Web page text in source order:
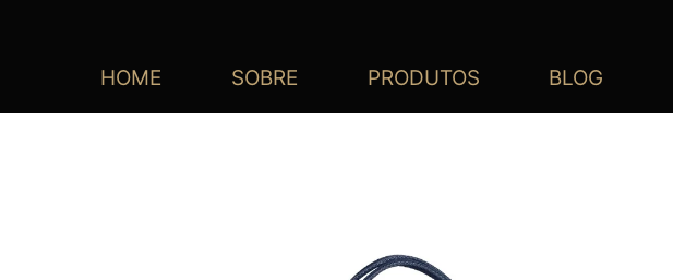
HOME SOBRE PRODUTOS BLOG